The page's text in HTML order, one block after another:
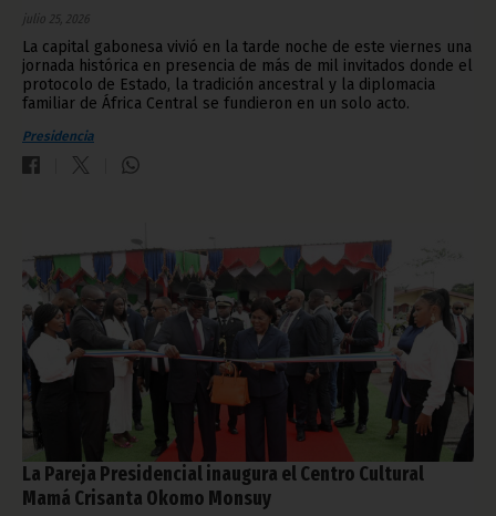
julio 25, 2026
La capital gabonesa vivió en la tarde noche de este viernes una
jornada histórica en presencia de más de mil invitados donde el
protocolo de Estado, la tradición ancestral y la diplomacia
familiar de África Central se fundieron en un solo acto.
Presidencia
La Pareja Presidencial inaugura el Centro Cultural
Mamá Crisanta Okomo Monsuy